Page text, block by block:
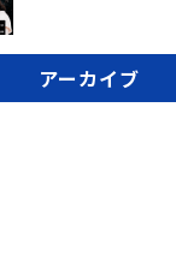
アーカイブ